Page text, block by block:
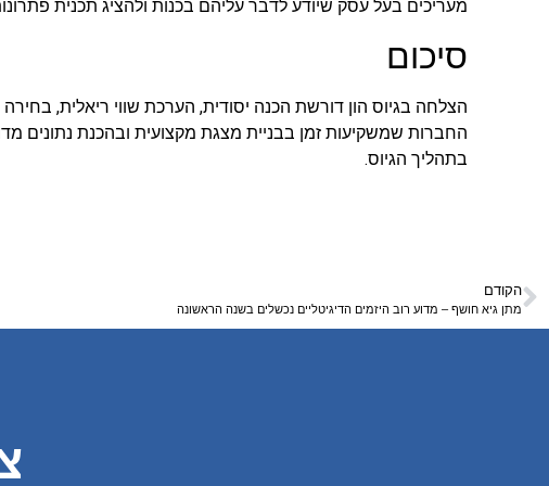
מעריכים בעל עסק שיודע לדבר עליהם בכנות ולהציג תכנית
סיכום
הצלחה בגיוס הון דורשת הכנה יסודית, הערכת שווי ריאלית,
החברות שמשקיעות זמן בבניית מצגת מקצועית ובהכנת נתונים
בתהליך הגיוס.
הקודם
מתן גיא חושף – מדוע רוב היזמים הדיגיטליים נכשלים בשנה הראשונה